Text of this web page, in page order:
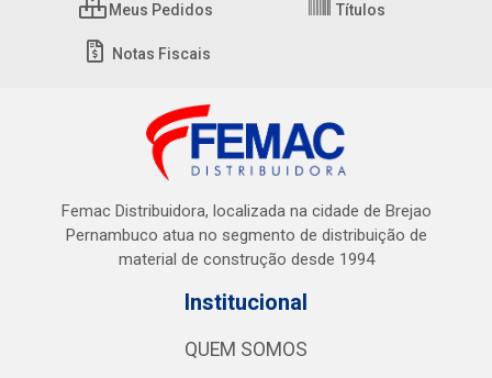
Meus Pedidos Títulos
Notas Fiscais
Femac Distribuidora, localizada na cidade de Brejao
Pernambuco atua no segmento de distribuição de
material de construção desde 1994
Institucional
QUEM SOMOS